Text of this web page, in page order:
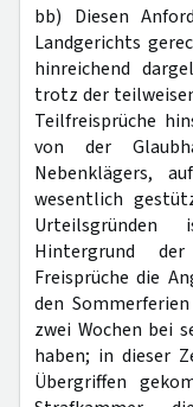
bb) Diesen
Landgerichts
hinreichend
trotz der
Teilfreisprüche
von der
Nebenklägers,
wesentlich
Hintergrund
Freisprüche die
den
zwei Wochen bei
haben; in dieser
Übergriffen